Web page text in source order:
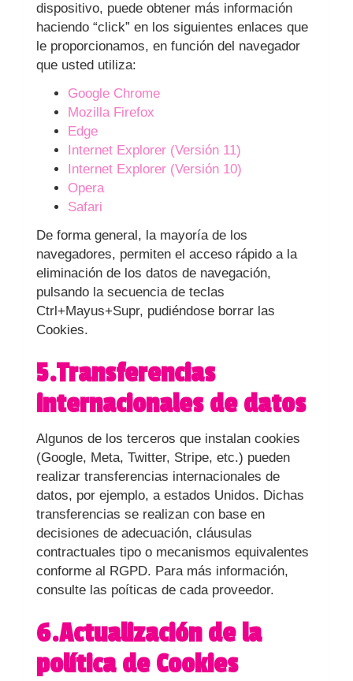
dispositivo, puede obtener más información
haciendo “click” en los siguientes enlaces que
le proporcionamos, en función del navegador
que usted utiliza:
Google Chrome
Mozilla Firefox
Edge
Internet Explorer (Versión 11)
Internet Explorer (Versión 10)
Opera
Safari
De forma general, la mayoría de los
navegadores, permiten el acceso rápido a la
eliminación de los datos de navegación,
pulsando la secuencia de teclas
Ctrl+Mayus+Supr, pudiéndose borrar las
Cookies.
5.Transferencias
internacionales de datos
Algunos de los terceros que instalan cookies
(Google, Meta, Twitter, Stripe, etc.) pueden
realizar transferencias internacionales de
datos, por ejemplo, a estados Unidos. Dichas
transferencias se realizan con base en
decisiones de adecuación, cláusulas
contractuales tipo o mecanismos equivalentes
conforme al RGPD. Para más información,
consulte las poíticas de cada proveedor.
6.Actualización de la
política de Cookies